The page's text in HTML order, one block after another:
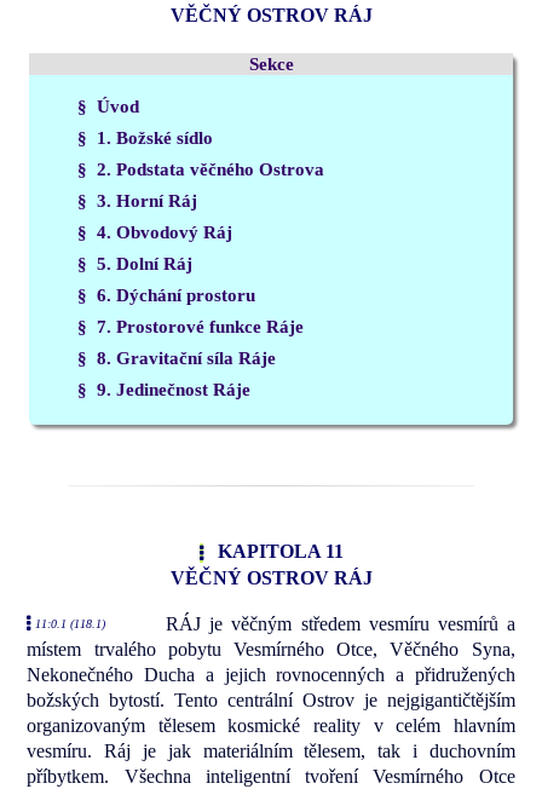
VĚČNÝ OSTROV RÁJ
Sekce
§ Úvod
§ 1. Božské sídlo
§ 2. Podstata věčného Ostrova
§ 3. Horní Ráj
§ 4. Obvodový Ráj
§ 5. Dolní Ráj
§ 6. Dýchání prostoru
§ 7. Prostorové funkce Ráje
§ 8. Gravitační síla Ráje
§ 9. Jedinečnost Ráje
KAPITOLA 11
VĚČNÝ OSTROV RÁJ
11:0.1 (118.1)
RÁJ je věčným středem vesmíru vesmírů a
místem trvalého pobytu Vesmírného Otce, Věčného Syna,
Nekonečného Ducha a jejich rovnocenných a přidružených
božských bytostí. Tento centrální Ostrov je nejgigantičtějším
organizovaným tělesem kosmické reality v celém hlavním
vesmíru. Ráj je jak materiálním tělesem, tak i duchovním
příbytkem. Všechna inteligentní tvoření Vesmírného Otce